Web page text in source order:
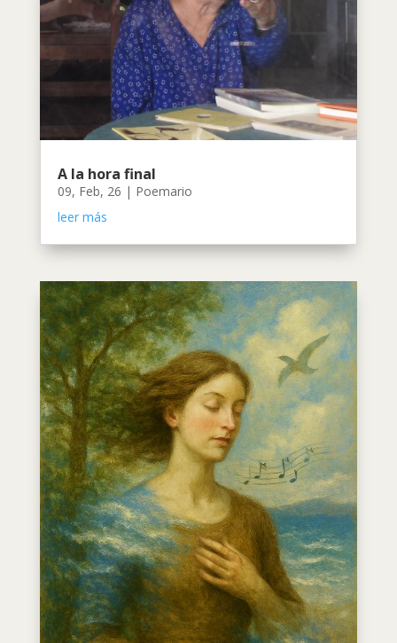
A la hora final
09, Feb, 26 | Poemario
leer más